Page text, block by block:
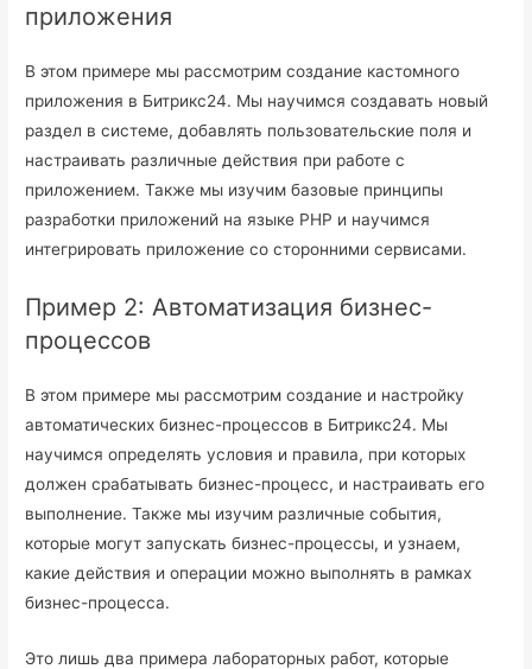
приложения
В этом примере мы рассмотрим создание кастомного
приложения в Битрикс24. Мы научимся создавать новый
раздел в системе, добавлять пользовательские поля и
настраивать различные действия при работе с
приложением. Также мы изучим базовые принципы
разработки приложений на языке PHP и научимся
интегрировать приложение со сторонними сервисами.
Пример 2: Автоматизация бизнес-
процессов
В этом примере мы рассмотрим создание и настройку
автоматических бизнес-процессов в Битрикс24. Мы
научимся определять условия и правила, при которых
должен срабатывать бизнес-процесс, и настраивать его
выполнение. Также мы изучим различные события,
которые могут запускать бизнес-процессы, и узнаем,
какие действия и операции можно выполнять в рамках
бизнес-процесса.
Это лишь два примера лабораторных работ, которые